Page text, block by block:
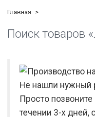
Главная
Поиск товаров
Не нашли нужный
Просто
течении 3-х дней,